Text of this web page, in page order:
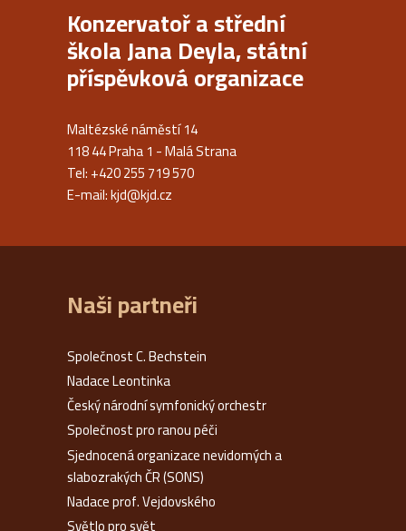
Konzervatoř a střední
škola Jana Deyla, státní
příspěvková organizace
Maltézské náměstí 14
118 44 Praha 1 - Malá Strana
Tel: +420 255 719 570
E-mail:kjd@kjd.cz
Naši partneři
Společnost C. Bechstein
Nadace Leontinka
Český národní symfonický orchestr
Společnost pro ranou péči
Sjednocená organizace nevidomých a
slabozrakých ČR (SONS)
Nadace prof. Vejdovského